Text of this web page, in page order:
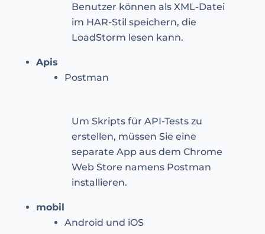
Benutzer können als XML-Datei
im HAR-Stil speichern, die
LoadStorm lesen kann.
Apis
Postman
Um Skripts für API-Tests zu
erstellen, müssen Sie eine
separate App aus dem Chrome
Web Store namens Postman
installieren.
mobil
Android und iOS